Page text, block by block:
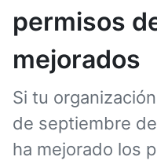
permisos
mejorados
Si tu
de septiembre
ha mejorado los